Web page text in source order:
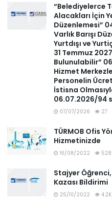
“Belediyelerce
Alacakları İçin
Düzenlemesi”
Varlık Barışı
Yurtdışı ve
31 Temmuz
Bulunulabilir”
Hizmet
Personelin
İstisna
06.07.2026/94
07/07/2026 27
TÜRMOB Ofis
Hizmetinizde
16/08/2022 528
Stajyer Öğrenci,
Kazası Bildirimi
25/10/2022 4.2K